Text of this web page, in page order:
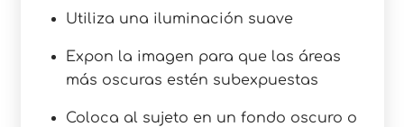
Utiliza una iluminación suave
Expon la imagen para que las áreas
más oscuras estén subexpuestas
Coloca al sujeto en un fondo oscuro o